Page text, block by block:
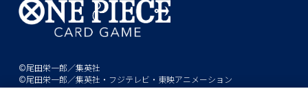
©尾田栄一郎／集英社
©尾田栄一郎／集英社・フジテレビ・東映アニメーション